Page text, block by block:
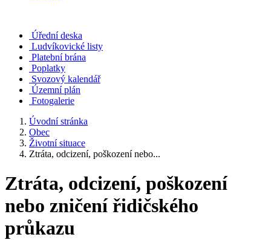
Úřední deska
Ludvíkovické listy
Platební brána
Poplatky
Svozový kalendář
Územní plán
Fotogalerie
Úvodní stránka
Obec
Životní situace
Ztráta, odcizení, poškození nebo...
Ztráta, odcizení, poškození
nebo zničení řidičského
průkazu